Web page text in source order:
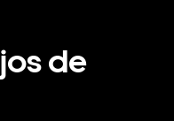
de